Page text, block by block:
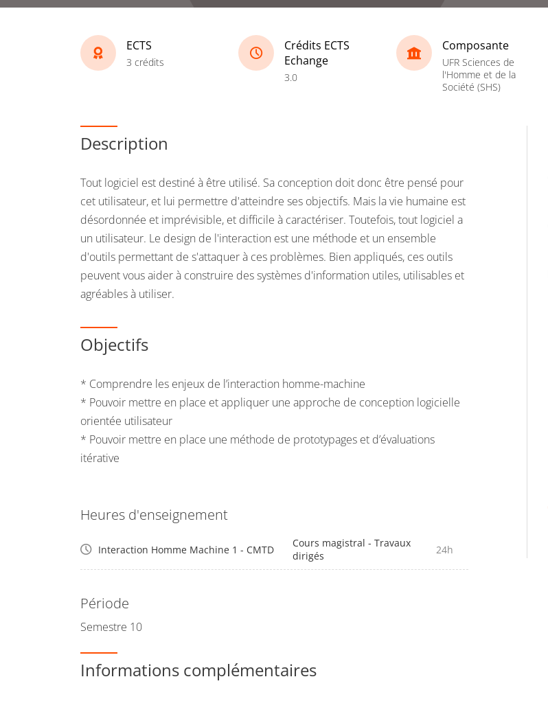
ECTS
3 crédits
Crédits ECTS
Echange
3.0
Composante
UFR Sciences de
l'Homme et de la
Société (SHS)
Description
Tout logiciel est destiné à être utilisé. Sa conception doit donc être pensé pour
cet utilisateur, et lui permettre d'atteindre ses objectifs. Mais la vie humaine est
désordonnée et imprévisible, et difficile à caractériser. Toutefois, tout logiciel a
un utilisateur. Le design de l'interaction est une méthode et un ensemble
d'outils permettant de s'attaquer à ces problèmes. Bien appliqués, ces outils
peuvent vous aider à construire des systèmes d'information utiles, utilisables et
agréables à utiliser.
Objectifs
* Comprendre les enjeux de l’interaction homme-machine
* Pouvoir mettre en place et appliquer une approche de conception logicielle
orientée utilisateur
* Pouvoir mettre en place une méthode de prototypages et d’évaluations
itérative
Heures d'enseignement
Interaction Homme Machine 1 - CMTD
Cours magistral - Travaux
dirigés
24h
Période
Semestre 10
Informations complémentaires